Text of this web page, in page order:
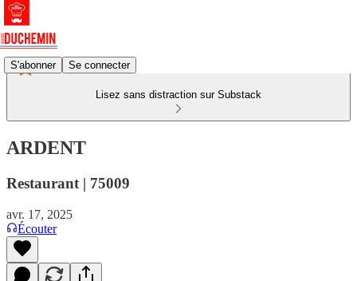
S'abonner Se connecter
Lisez sans distraction sur Substack
ARDENT
Restaurant | 75009
avr. 17, 2025
Écouter